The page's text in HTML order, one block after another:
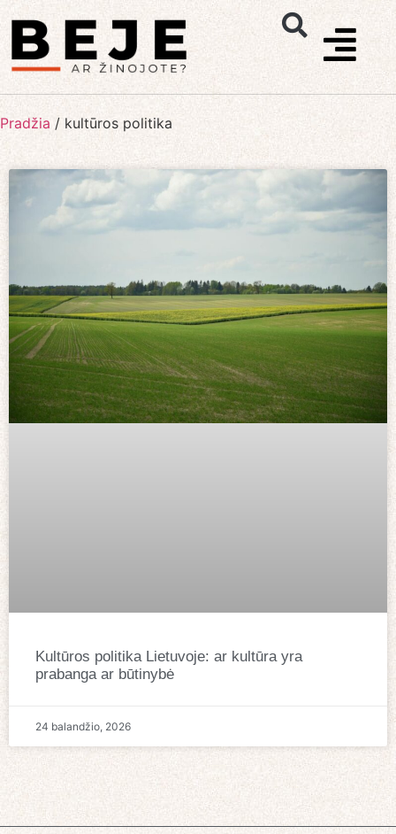
Pradžia / kultūros politika
Kultūros politika Lietuvoje: ar kultūra yra
prabanga ar būtinybė
24 balandžio, 2026